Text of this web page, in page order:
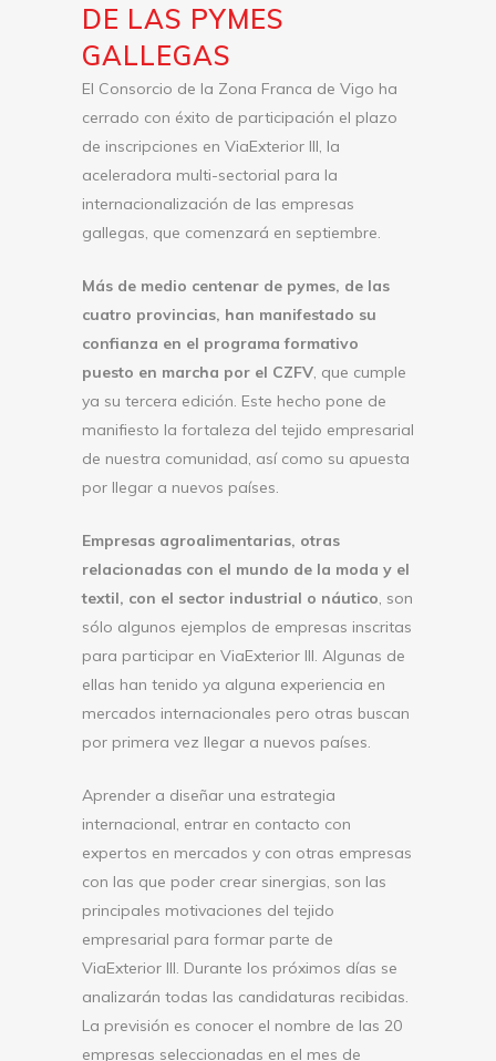
DE LAS PYMES
GALLEGAS
El Consorcio de la Zona Franca de Vigo ha
cerrado con éxito de participación el plazo
de inscripciones en ViaExterior III, la
aceleradora multi-sectorial para la
internacionalización de las empresas
gallegas, que comenzará en septiembre.
Más de medio centenar de pymes, de las
cuatro provincias, han manifestado su
confianza en el programa formativo
puesto en marcha por el CZFV, que cumple
ya su tercera edición. Este hecho pone de
manifiesto la fortaleza del tejido empresarial
de nuestra comunidad, así como su apuesta
por llegar a nuevos países.
Empresas agroalimentarias, otras
relacionadas con el mundo de la moda y el
textil, con el sector industrial o náutico, son
sólo algunos ejemplos de empresas inscritas
para participar en ViaExterior III. Algunas de
ellas han tenido ya alguna experiencia en
mercados internacionales pero otras buscan
por primera vez llegar a nuevos países.
Aprender a diseñar una estrategia
internacional, entrar en contacto con
expertos en mercados y con otras empresas
con las que poder crear sinergias, son las
principales motivaciones del tejido
empresarial para formar parte de
ViaExterior III. Durante los próximos días se
analizarán todas las candidaturas recibidas.
La previsión es conocer el nombre de las 20
empresas seleccionadas en el mes de